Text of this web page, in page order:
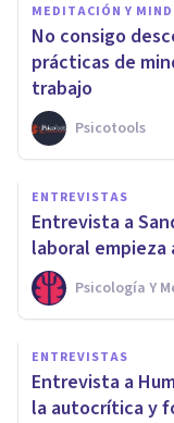
MEDITACIÓN Y
No consigo
prácticas de
trabajo
Psicotools
ENTREVISTAS
Entrevista a
laboral
Psicología Y
ENTREVISTAS
Entrevista a
la autocrítica y